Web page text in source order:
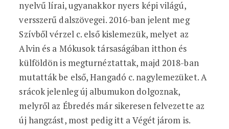
nyelvű lírai, ugyanakkor nyers képi világú,
versszerű dalszövegei. 2016-ban jelent meg
Szívből vérzel c. első kislemezük, melyet az
Alvin és a Mókusok társaságában itthon és
külföldön is megturnéztattak, majd 2018-ban
mutatták be első, Hangadó c. nagylemezüket. A
srácok jelenleg új albumukon dolgoznak,
melyről az Ébredés már sikeresen felvezette az
új hangzást, most pedig itt a Végét járom is.